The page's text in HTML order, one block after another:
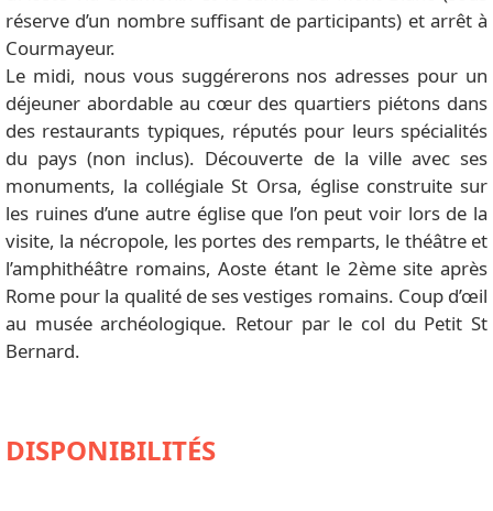
réserve d’un nombre suffisant de participants) et arrêt à
Courmayeur.
Le midi, nous vous suggérerons nos adresses pour un
déjeuner abordable au cœur des quartiers piétons dans
des restaurants typiques, réputés pour leurs spécialités
du pays (non inclus). Découverte de la ville avec ses
monuments, la collégiale St Orsa, église construite sur
les ruines d’une autre église que l’on peut voir lors de la
visite, la nécropole, les portes des remparts, le théâtre et
l’amphithéâtre romains, Aoste étant le 2ème site après
Rome pour la qualité de ses vestiges romains. Coup d’œil
au musée archéologique. Retour par le col du Petit St
Bernard.
DISPONIBILITÉS